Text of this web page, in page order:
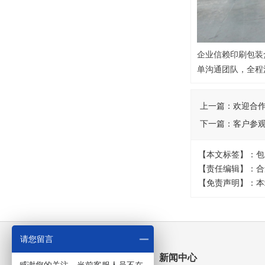
企业信赖印刷包
单沟通团队，全
上一篇： 欢迎合
下一篇： 客户参
【本文标签】：
【责任编辑】：
【免责声明】：
新闻中心
请您留言